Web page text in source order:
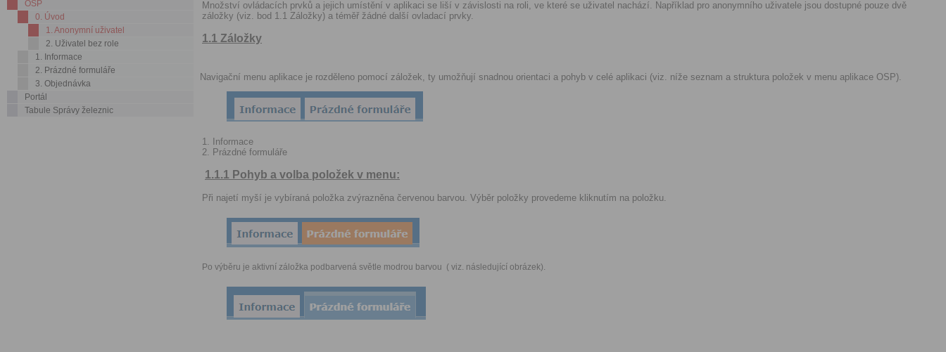
OSP
0. Úvod
1. Anonymní uživatel
2. Uživatel bez role
1. Informace
2. Prázdné formuláře
3. Objednávka
Portál
Tabule Správy železnic
Množství ovládacích prvků a jejich umístění v aplikaci se liší v závislosti na roli, ve které se uživatel nachází. Například pro anonymního uživatele jsou dostupné pouze dvě
záložky (viz. bod 1.1 Záložky) a téměř žádné další ovladací prvky.
1.1 Záložky
Navigační menu aplikace je rozděleno pomocí záložek, ty umožňují snadnou orientaci a pohyb v celé aplikaci (viz. níže seznam a struktura položek v menu aplikace OSP).
1. Informace
2. Prázdné formuláře
1.1.1 Pohyb a volba položek v menu:
Při najetí myší je vybíraná položka zvýrazněna červenou barvou. Výběr položky provedeme kliknutím na položku.
Po výběru je aktivní záložka podbarvená světle modrou barvou ( viz. následující obrázek).